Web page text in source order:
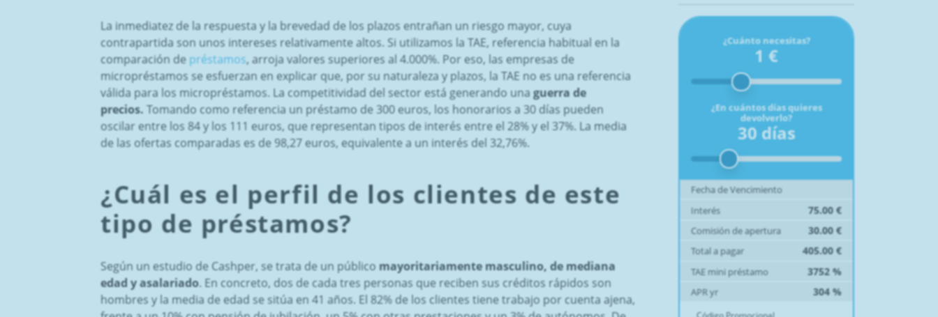
La inmediatez de la respuesta y la brevedad de los plazos entrañan un riesgo mayor, cuya
contrapartida son unos intereses relativamente altos. Si utilizamos la TAE, referencia habitual en la
comparación depréstamos, arroja valores superiores al 4.000%. Por eso, las empresas de
micropréstamos se esfuerzan en explicar que, por su naturaleza y plazos, la TAE no es una referencia
válida para los micropréstamos. La competitividad del sector está generando unaguerra de
precios. Tomando como referencia un préstamo de 300 euros, los honorarios a 30 días pueden
oscilar entre los 84 y los 111 euros, que representan tipos de interés entre el 28% y el 37%. La media
de las ofertas comparadas es de 98,27 euros, equivalente a un interés del 32,76%.
¿Cuál es el perfil de los clientes de este
tipo de préstamos?
Según un estudio de Cashper, se trata de un públicomayoritariamente masculino, de mediana
edad y asalariado. En concreto, dos de cada tres personas que reciben sus créditos rápidos son
hombres y la media de edad se sitúa en 41 años. El 82% de los clientes tiene trabajo por cuenta ajena,
¿Cuánto necesitas?
1 €
¿En cuántos días quieres
devolverlo?
30días
Fecha de Vencimiento
Interés
75.00 €
Comisión de apertura 30.00 €
Total a pagar 405.00 €
TAE mini préstamo 3752 %
APR yr 304 %